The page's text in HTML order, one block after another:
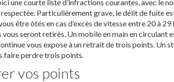
une courte liste d’infractions courantes, avec le
Particulièrement grave, le délit de fuite
être ôtés en cas d’excès de vitesse entre 20 à 29
vous seront retirés. Un mobile en main en circulant
vous expose à un retrait de trois points. Un
faire perdre trois points.
vos points